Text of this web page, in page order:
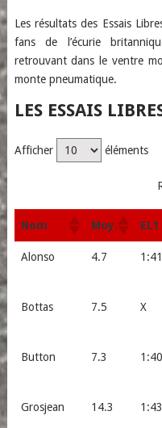
Les résultats des Essais
fans de l’écurie
retrouvant dans le ventre
monte pneumatique.
LES ESSAIS
Afficher éléments
Nom Moy. EL1
Alonso 4.7
Bottas 7.5 X
Button 7.3
Grosjean 14.3